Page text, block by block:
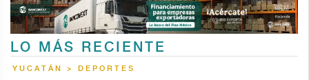
LO MÁS RECIENTE
YUCATÁN > DEPORTES